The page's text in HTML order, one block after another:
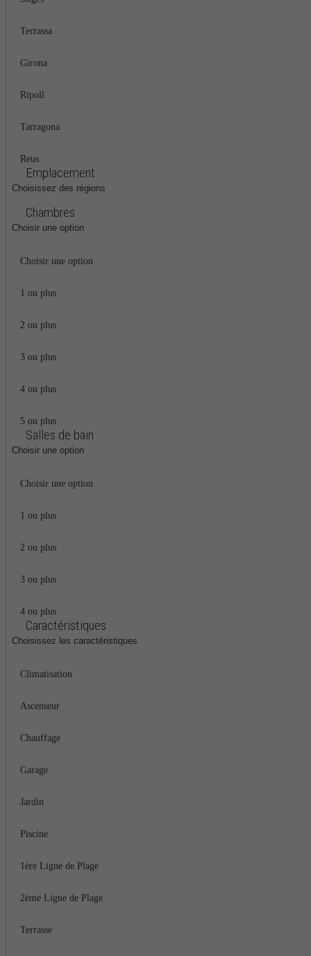
Terrassa
Girona
Ripoll
Tarragona
Reus
Emplacement
Choisissez des régions
Chambres
Choisir une option
Choisir une option
1 ou plus
2 ou plus
3 ou plus
4 ou plus
5 ou plus
Salles de bain
Choisir une option
Choisir une option
1 ou plus
2 ou plus
3 ou plus
4 ou plus
Caractéristiques
Choisissez les caractéristiques
Climatisation
Ascenseur
Chauffage
Garage
Jardín
Piscine
1ère Ligne de Plage
2ème Ligne de Plage
Terrasse